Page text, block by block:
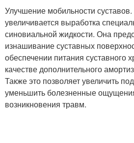
Улучшение мобильности суставов.
увеличивается выработка
синовиальной жидкости. Она
изнашивание суставных
обеспечении питания суставного
качестве дополнительного
Также это позволяет увеличить
уменьшить болезненные
возникновения травм.